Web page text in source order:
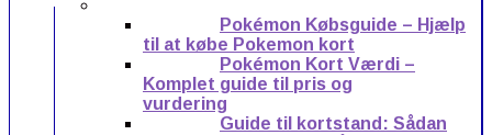
Pokémon Købsguide – Hjælp
til at købe Pokemon kort
Pokémon Kort Værdi –
Komplet guide til pris og
vurdering
Guide til kortstand: Sådan